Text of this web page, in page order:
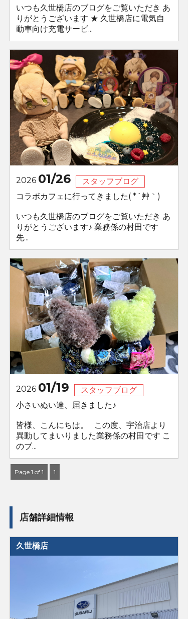
いつも久世橋店のブログをご覧いただき あ
りがとうございます ★ 久世橋店に電気自
動車向け充電サービ...
2026 01/26
スタッフブログ
コラボカフェに行ってきました( *´艸｀)
いつも久世橋店のブログをご覧いただき あ
りがとうございます♪ 業務係の村田です
先...
2026 01/19
スタッフブログ
小さいぬい達、届きました♪
皆様、こんにちは。 この度、宇治店より
異動してまいりました業務係の村田です こ
のブ...
Page 1 of 1 1
店舗詳細情報
久世橋店